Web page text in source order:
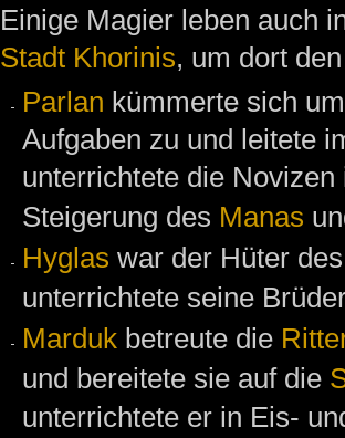
Einige Magier leben auch
Stadt Khorinis, um dort
Parlan kümmerte sich
Aufgaben zu und leitete
unterrichtete die
Steigerung des Manas
Hyglas war der Hüter
unterrichtete seine
Marduk betreute die
und bereitete sie auf die
unterrichtete er in Eis-